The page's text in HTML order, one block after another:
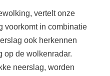
vertelt onze
voorkomt in combinatie
ook herkennen
op de wolkenradar.
neerslag, worden